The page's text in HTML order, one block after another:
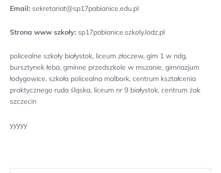
Email: sekretariat@sp17pabianice.edu.pl
Strona www szkoły: sp17pabianice.szkoly.lodz.pl
policealne szkoły białystok, liceum złoczew, gim 1 w ndg,
bursztynek łeba, gminne przedszkole w mszanie, gimnazjum
łodygowice, szkoła policealna malbork, centrum kształcenia
praktycznego ruda śląska, liceum nr 9 białystok, centrum żak
szczecin
yyyyy